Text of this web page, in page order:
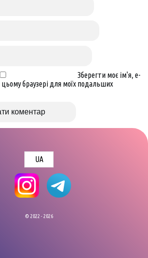
Зберегти моє ім'я, e-
браузері для моїх подальших
UA
© 2022 - 2026